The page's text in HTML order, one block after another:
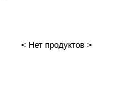
< Нет продуктов >